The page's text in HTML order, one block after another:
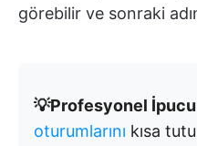
görebilir ve sonraki
💡Profesyonel
oturumlarını kısa